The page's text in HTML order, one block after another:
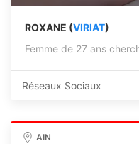
ROXANE (VIRIAT)
Femme de 27 ans
Réseaux Sociaux
AIN